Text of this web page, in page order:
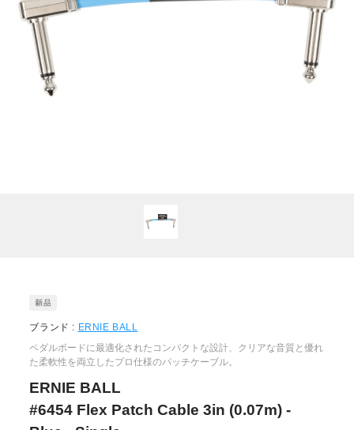
ブランド : ERNIE BALL
ペダルボードに最適化されたコンパクトな設計、クリアな音質と優れ
た柔軟性を両立したプロ仕様のパッチケーブル。
ERNIE BALL
#6454 Flex Patch Cable 3in (0.07m) -